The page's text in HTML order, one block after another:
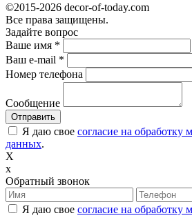
©2015-2026 decor-of-today.com
Все права защищены.
Задайте вопрос
Ваше имя *
Ваш e-mail *
Номер телефона
Сообщение
Я даю свое согласие на обработку
данных.
X
x
Обратный звонок
Я даю свое согласие на обработку